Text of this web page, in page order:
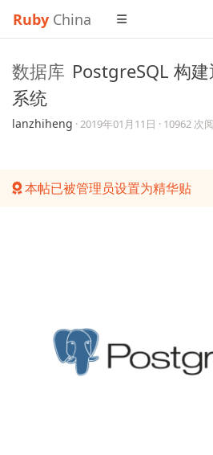
Ruby China
数据库 PostgreSQL 构
系统
lanzhiheng ·2019年01月11日 · 10962 次
本帖已被管理员设置为精华贴